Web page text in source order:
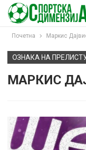
Почетна Маркис
ОЗНАКА НА
МАРКИС